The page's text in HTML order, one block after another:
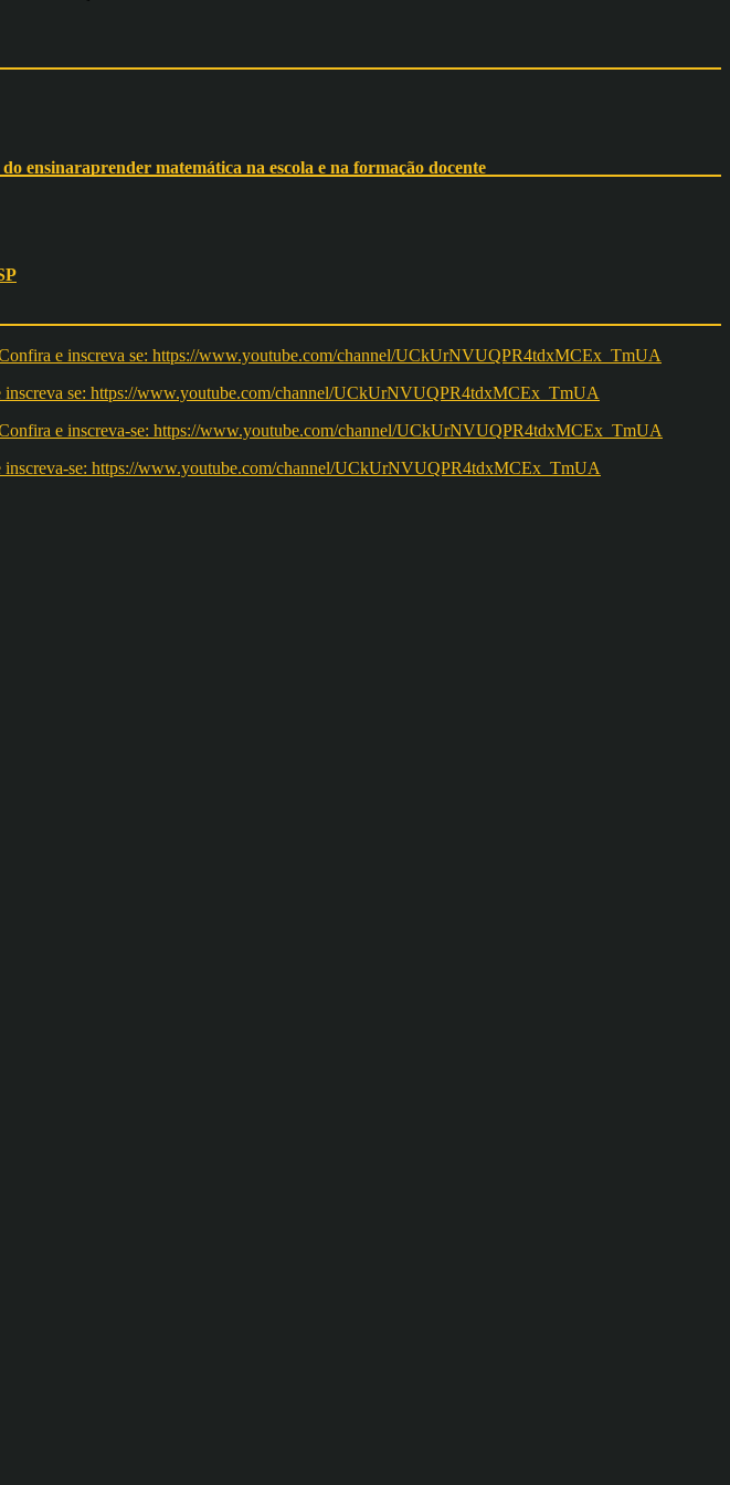
ensinaraprender matemática na escola e na formação docente
inscreva se: https://www.youtube.com/channel/UCkUrNVUQPR4tdxMCEx_TmUA
inscreva-se: https://www.youtube.com/channel/UCkUrNVUQPR4tdxMCEx_TmUA